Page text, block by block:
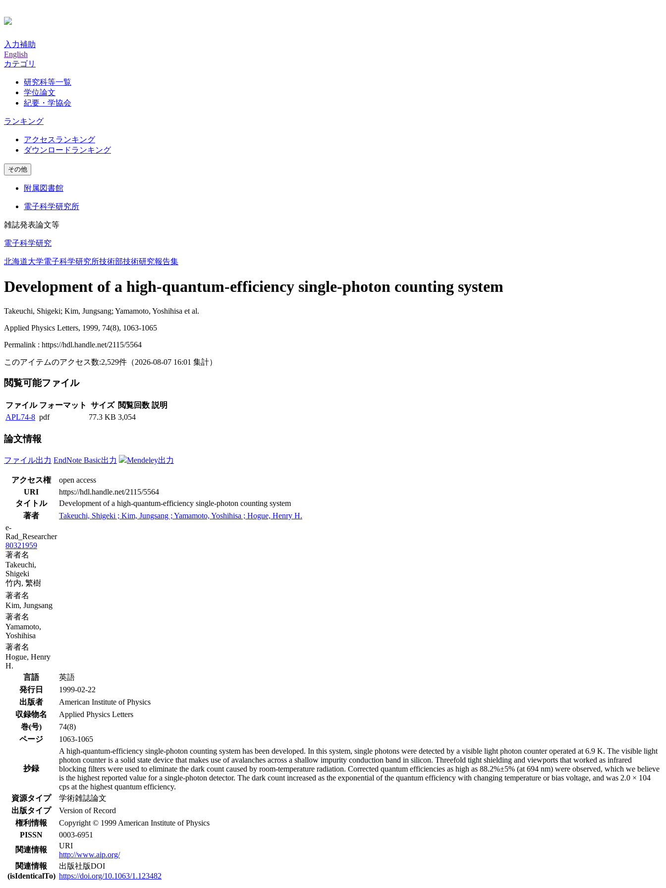
入力補助
English
カテゴリ
研究科等一覧
学位論文
紀要・学協会
ランキング
アクセスランキング
ダウンロードランキング
その他
附属図書館
電子科学研究所
雑誌発表論文等
電子科学研究
北海道大学電子科学研究所技術部技術研究報告集
Development of a high-quantum-efficiency single-photon counting system
Takeuchi, Shigeki; Kim, Jungsang; Yamamoto, Yoshihisa et al.
Applied Physics Letters, 1999, 74(8), 1063-1065
Permalink : https://hdl.handle.net/2115/5564
このアイテムのアクセス数:2,529件 （2026-08-07 16:01 集計）
閲覧可能ファイル
ファイル フォーマット サイズ 閲覧回数 説明
APL74-8 pdf 77.3 KB 3,054
論文情報
ファイル出力 EndNote Basic出力 Mendeley出力
アクセス権
open access
URI
https://hdl.handle.net/2115/5564
タイトル
Development of a high-quantum-efficiency single-photon counting system
著者
Takeuchi, Shigeki ; Kim, Jungsang ; Yamamoto, Yoshihisa ; Hogue, Henry H.
e-
Rad_Researcher
80321959
著者名
Takeuchi,
Shigeki
竹内, 繁樹
著者名
Kim, Jungsang
著者名
Yamamoto,
Yoshihisa
著者名
Hogue, Henry
H.
言語
英語
発行日
1999-02-22
出版者
American Institute of Physics
収録物名
Applied Physics Letters
巻(号)
74(8)
ページ
1063-1065
抄録
A high-quantum-efficiency single-photon counting system has been developed. In this system, single photons were detected by a visible light photon counter operated at 6.9 K. The visible light
photon counter is a solid state device that makes use of avalanches across a shallow impurity conduction band in silicon. Threefold tight shielding and viewports that worked as infrared
blocking filters were used to eliminate the dark count caused by room-temperature radiation. Corrected quantum efficiencies as high as 88.2%±5% (at 694 nm) were observed, which we believe
is the highest reported value for a single-photon detector. The dark count increased as the exponential of the quantum efficiency with changing temperature or bias voltage, and was 2.0 × 104
cps at the highest quantum efficiency.
資源タイプ
学術雑誌論文
出版タイプ
Version of Record
権利情報
Copyright © 1999 American Institute of Physics
PISSN
0003-6951
関連情報
URI
http://www.aip.org/
関連情報
(isIdenticalTo)
出版社版DOI
https://doi.org/10.1063/1.123482